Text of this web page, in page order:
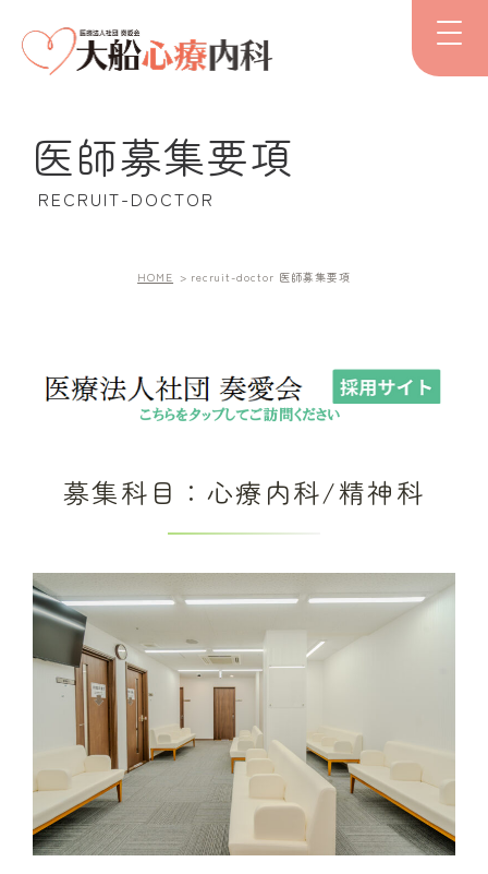
RECRUIT-DOCTOR
医師募集要項
HOME recruit-doctor 医師募集要項
募集科目：心療内科/精神科